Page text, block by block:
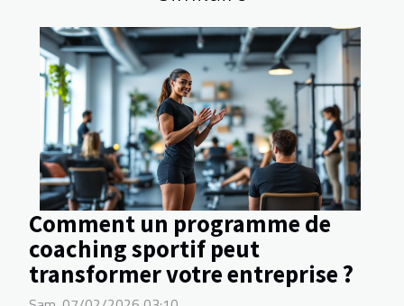
Comment un programme de
coaching sportif peut
transformer votre entreprise ?